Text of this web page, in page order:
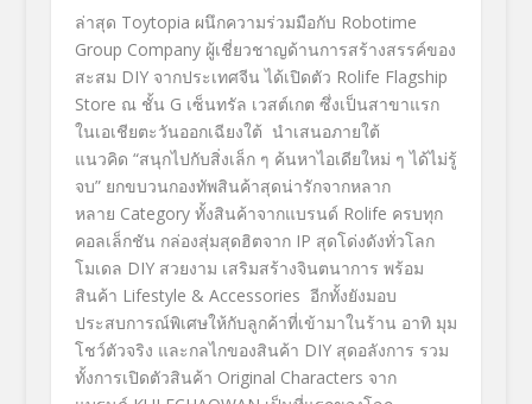
ล่าสุด Toytopia ผนึกความร่วมมือกับ Robotime
Group Company ผู้เชี่ยวชาญด้านการสร้างสรรค์ของ
สะสม DIY จากประเทศจีน ได้เปิดตัว Rolife Flagship
Store ณ ชั้น G เซ็นทรัล เวสต์เกต ซึ่งเป็นสาขาแรก
ในเอเชียตะวันออกเฉียงใต้ นำเสนอภายใต้
แนวคิด “สนุกไปกับสิ่งเล็ก ๆ ค้นหาไอเดียใหม่ ๆ ได้ไม่รู้
จบ” ยกขบวนกองทัพสินค้าสุดน่ารักจากหลาก
หลาย Category ทั้งสินค้าจากแบรนด์ Rolife ครบทุก
คอลเล็กชัน กล่องสุ่มสุดฮิตจาก IP สุดโด่งดังทั่วโลก
โมเดล DIY สวยงาม เสริมสร้างจินตนาการ พร้อม
สินค้า Lifestyle & Accessories อีกทั้งยังมอบ
ประสบการณ์พิเศษให้กับลูกค้าที่เข้ามาในร้าน อาทิ มุม
โชว์ตัวจริง และกลไกของสินค้า DIY สุดอลังการ รวม
ทั้งการเปิดตัวสินค้า Original Characters จาก